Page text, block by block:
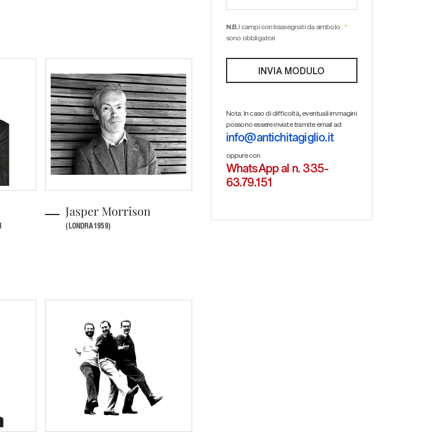
Jasper Morrison
(LONDRA 1959)
N.B.
I campi contrassegnati da simbolo
sono obbligatori
Nota: In caso di difficoltà, eventuali immagini
possono essere inviate tramite email ad
info@antichitagiglio.it
oppure con
WhatsApp al n. 335-
63.79.151